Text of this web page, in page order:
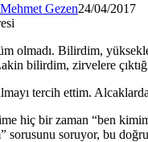
Mehmet Gezen24/04/2017
olmadı. Bilirdim,
bilirdim, zirvelere
tercih ettim.
hiç bir zaman “ben
sorusunu soruyor, bu